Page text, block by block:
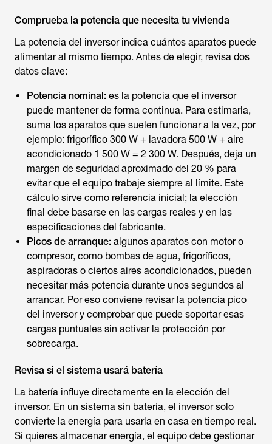
Comprueba la potencia que necesita tu vivienda
La potencia del inversor indica cuántos aparatos puede
alimentar al mismo tiempo. Antes de elegir, revisa dos
datos clave:
Potencia nominal: es la potencia que el inversor
puede mantener de forma continua. Para estimarla,
suma los aparatos que suelen funcionar a la vez, por
ejemplo: frigorífico 300 W + lavadora 500 W + aire
acondicionado 1 500 W = 2 300 W. Después, deja un
margen de seguridad aproximado del 20 % para
evitar que el equipo trabaje siempre al límite. Este
cálculo sirve como referencia inicial; la elección
final debe basarse en las cargas reales y en las
especificaciones del fabricante.
Picos de arranque: algunos aparatos con motor o
compresor, como bombas de agua, frigoríficos,
aspiradoras o ciertos aires acondicionados, pueden
necesitar más potencia durante unos segundos al
arrancar. Por eso conviene revisar la potencia pico
del inversor y comprobar que puede soportar esas
cargas puntuales sin activar la protección por
sobrecarga.
Revisa si el sistema usará batería
La batería influye directamente en la elección del
inversor. En un sistema sin batería, el inversor solo
convierte la energía para usarla en casa en tiempo real.
Si quieres almacenar energía, el equipo debe gestionar